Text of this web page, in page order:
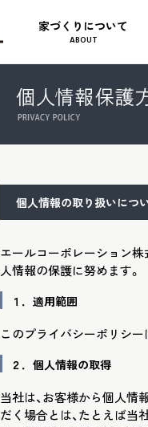
家づくりについて
ABOUT
個人情報の取り扱いにつ
エールコーポレーション株
人情報の保護に努めます。
１．適用範囲
このプライバシーポリシー
２．個人情報の取得
当社は、お客様から個人情
だく場合とは、たとえば当